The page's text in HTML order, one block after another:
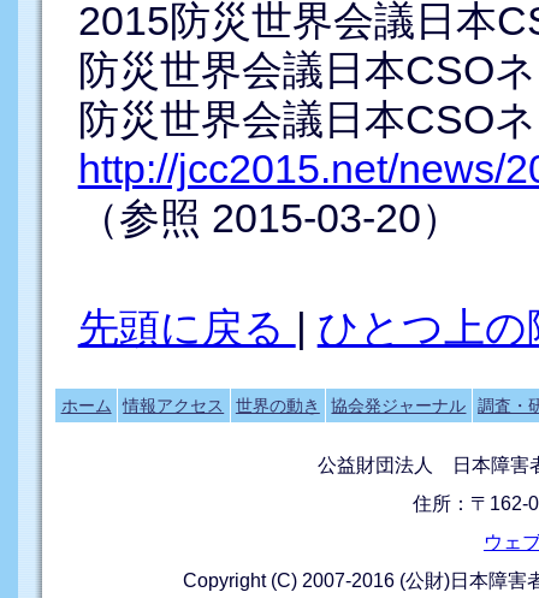
2015防災世界会議日本
防災世界会議日本CSO
防災世界会議日本CSO
http://jcc2015.net/news/
（参照 2015-03-20）
先頭に戻る ひとつ上の
ホーム 情報アクセス 世界の動き 協会発ジャーナル 調査・
公益財団法人 日本障害
住所：〒162-
ウェ
Copyright (C) 2007-2016 (公財)日本障